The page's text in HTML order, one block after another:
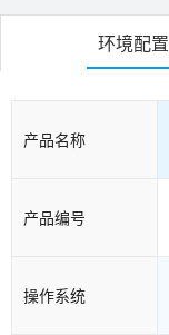
环境配置
产品名称
产品编号
操作系统